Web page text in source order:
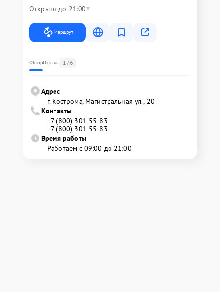
Открыто до 21:00
Маршрут
ОбзорОтзывы 176
Адрес
г. Кострома, Магистральная ул., 20
Контакты
+7 (800) 301-55-83
+7 (800) 301-55-83
Время работы
Работаем с 09:00 до 21:00